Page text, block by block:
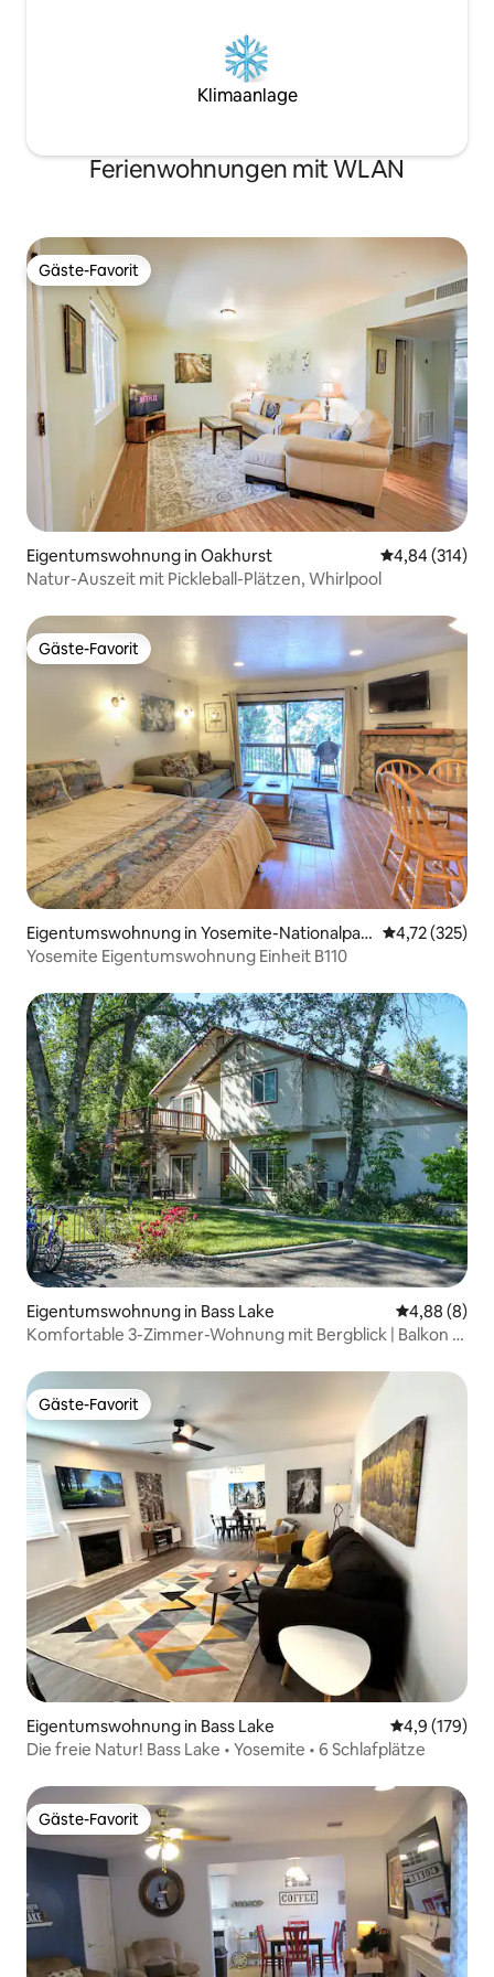
Klimaanlage
Ferienwohnungen mit WLAN
Gäste-Favorit
Gäste-Favorit
Eigentumswohnung in Oakhurst
4,84 (314)
Natur-Auszeit mit Pickleball-Plätzen, Whirlpool
Gäste-Favorit
Gäste-Favorit
Eigentumswohnung in Yosemite-Nationalpar
k
4,72 (325)
Yosemite Eigentumswohnung Einheit B110
Eigentumswohnung in Bass Lake
4,88 (8)
Komfortable 3-Zimmer-Wohnung mit Bergblick | Balkon |
Gäste-Favorit
Gäste-Favorit
Eigentumswohnung in Bass Lake
4,9 (179)
Die freie Natur! Bass Lake • Yosemite • 6 Schlafplätze
Gäste-Favorit
Gäste-Favorit